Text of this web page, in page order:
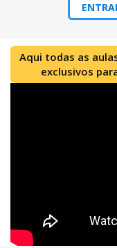
Aqui todas as
exclusivos